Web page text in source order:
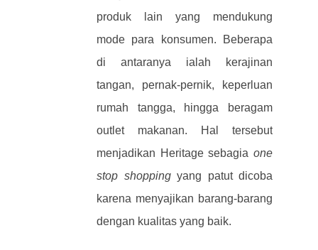
produk lain yang mendukung
mode para konsumen. Beberapa
di antaranya ialah kerajinan
tangan, pernak-pernik, keperluan
rumah tangga, hingga beragam
outlet makanan. Hal tersebut
menjadikan Heritage sebagia one
stop shoppingyang patut dicoba
karena menyajikan barang-barang
dengan kualitas yang baik.